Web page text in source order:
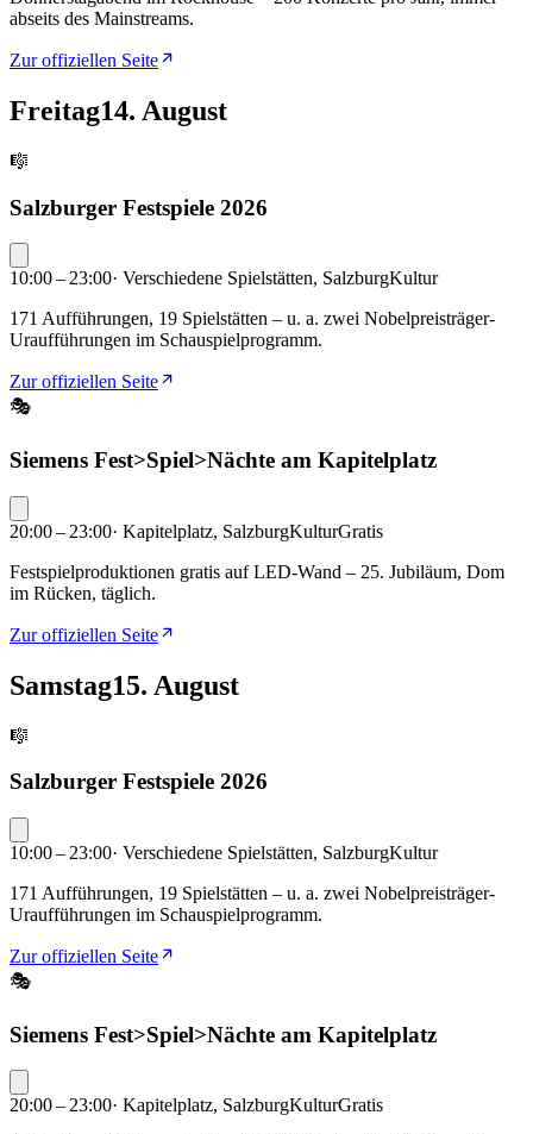
abseits des Mainstreams.
Zur offiziellen Seite
Freitag14. August
🎼
Salzburger Festspiele 2026
10:00 – 23:00· Verschiedene Spielstätten, SalzburgKultur
171 Aufführungen, 19 Spielstätten – u. a. zwei Nobelpreisträger-
Uraufführungen im Schauspielprogramm.
Zur offiziellen Seite
🎭
Siemens Fest>Spiel>Nächte am Kapitelplatz
20:00 – 23:00· Kapitelplatz, SalzburgKulturGratis
Festspielproduktionen gratis auf LED-Wand – 25. Jubiläum, Dom
im Rücken, täglich.
Zur offiziellen Seite
Samstag15. August
🎼
Salzburger Festspiele 2026
10:00 – 23:00· Verschiedene Spielstätten, SalzburgKultur
171 Aufführungen, 19 Spielstätten – u. a. zwei Nobelpreisträger-
Uraufführungen im Schauspielprogramm.
Zur offiziellen Seite
🎭
Siemens Fest>Spiel>Nächte am Kapitelplatz
20:00 – 23:00· Kapitelplatz, SalzburgKulturGratis